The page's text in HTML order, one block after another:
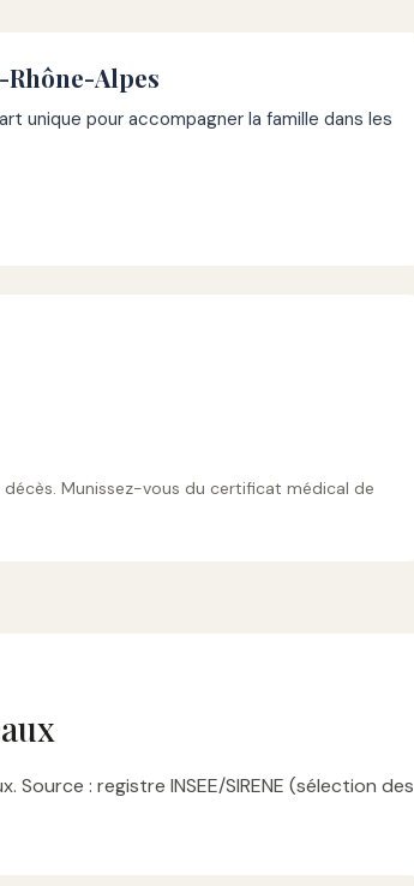
Alpes
unique pour accompagner la famille dans les
Munissez-vous du certificat médical de
: registre INSEE/SIRENE (sélection des